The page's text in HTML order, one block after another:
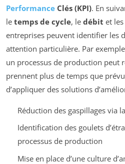
Performance Clés (KPI). En
le temps de cycle, le débit et
entreprises peuvent identifier les
attention particulière. Par
un processus de production peut
prennent plus de temps que
d’appliquer des solutions
Réduction des gaspillages via
Identification des goulets
processus de production
Mise en place d’une culture